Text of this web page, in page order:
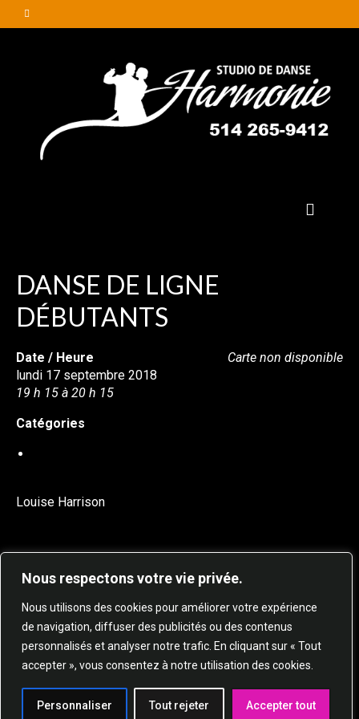
Nous respectons votre vie privée.
Nous utilisons des cookies pour améliorer votre expérience
de navigation, diffuser des publicités ou des contenus
personnalisés et analyser notre trafic. En cliquant sur « Tout
accepter », vous consentez à notre utilisation des cookies.
Personnaliser Tout rejeter Accepter tout
DANSE DE LIGNE
DÉBUTANTS
Carte non disponible
Date / Heure
lundi 17 septembre 2018
19 h 15 à 20 h 15
Catégories
Louise Harrison
© 2025 STUDIO DE DANSE HARMONIE TOUS